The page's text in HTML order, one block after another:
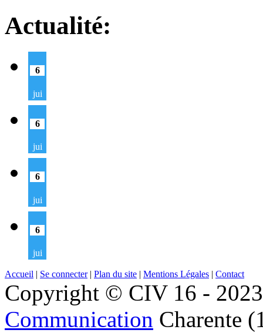
Actualité:
6
jui
6
jui
6
jui
6
jui
Accueil | Se connecter| Plan du site | Mentions Légales | Contact
Copyright © CIV 16 -
Communication Charente